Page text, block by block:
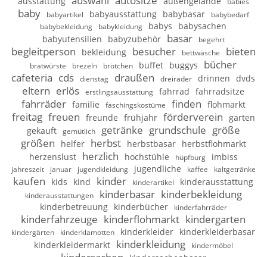
baby babyartikel babyausstattung babybasar
babybedarf
babybekleidung
babykleidung babys
babysachen
babyutensilien
babyzubehör basar begehrt
begleitperson bekleidung besucher bettwäsche bieten
bratwürste brezeln brötchen buffet buggys
bücher
cafeteria cds dienstag draußen dreiräder drinnen dvds
eltern erlös erstlingsausstattung fahrrad fahrradsitze
fahrräder familie faschingskostüme finden flohmarkt
freitag freuen freunde frühjahr förderverein garten
gekauft
gemütlich getränke grundschule größe
größen
helfer herbst herbstbasar herbstflohmarkt
herzenslust herzlich hochstühle hüpfburg imbiss
jahreszeit januar jugendkleidung jugendliche kaffee kaltgetränke
kaufen kids kind kinder kinderartikel kinderausstattung
kinderausstattungen kinderbasar kinderbekleidung
kinderbetreuung kinderbücher kinderfahrräder
kinderfahrzeuge kinderflohmarkt kindergarten
kindergärten kinderklamotten kinderkleider kinderkleiderbasar
kinderkleidermarkt kinderkleidung kindermöbel